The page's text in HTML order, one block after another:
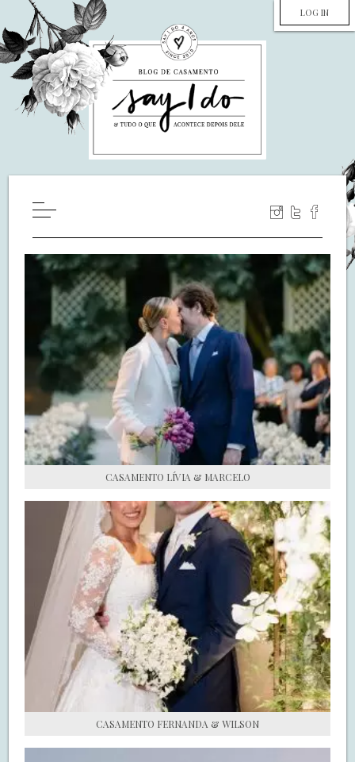
LOG IN
WILL YOU MARRY ME?
LUA DE MEL
COZINHA
DECORAÇÃO
DE NOIVA PRA NOIVA
S.O.S CASADAS
FALE COM O SAY I DO
CASAMENTO LÍVIA & MARCELO
CASAMENTO FERNANDA & WILSON